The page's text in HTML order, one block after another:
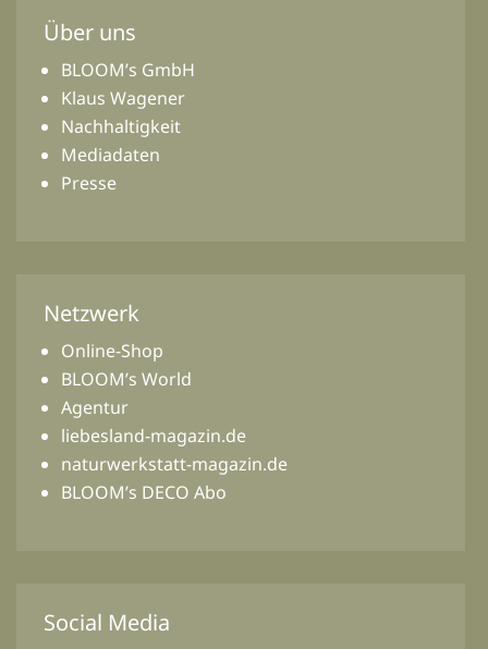
Über uns
BLOOM’s GmbH
Klaus Wagener
Nachhaltigkeit
Mediadaten
Presse
Netzwerk
Online-Shop
BLOOM’s World
Agentur
liebesland-magazin.de
naturwerkstatt-magazin.de
BLOOM’s DECO Abo
Social Media